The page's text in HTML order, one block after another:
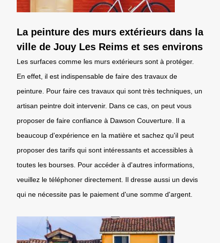
La peinture des murs extérieurs dans la
ville de Jouy Les Reims et ses environs
Les surfaces comme les murs extérieurs sont à protéger.
En effet, il est indispensable de faire des travaux de
peinture. Pour faire ces travaux qui sont très techniques, un
artisan peintre doit intervenir. Dans ce cas, on peut vous
proposer de faire confiance à Dawson Couverture. Il a
beaucoup d'expérience en la matière et sachez qu'il peut
proposer des tarifs qui sont intéressants et accessibles à
toutes les bourses. Pour accéder à d'autres informations,
veuillez le téléphoner directement. Il dresse aussi un devis
qui ne nécessite pas le paiement d'une somme d'argent.